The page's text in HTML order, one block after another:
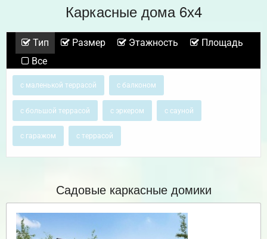
Каркасные дома 6х4
Тип Размер Этажность
Площадь
Все
с маленькой террасой с балконом
с большой террасой с эркером с сауной
с гаражом с террасой
Садовые каркасные домики